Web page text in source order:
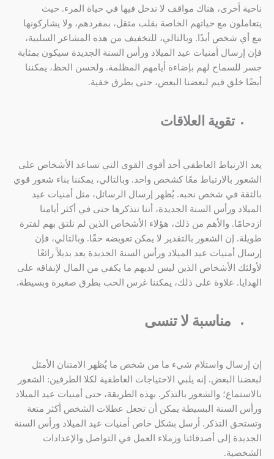
ناحية أخرى، هناك مواقف لا ندخل فيها في حياة المرء. حيث
يتعاملون مع حياتهم الخاصة بقلب مثقل، بمفردهم، ولا يشاركونها
مع أي شخص أبدًا. وبالتالي، للتخفيف من هذه المشاعر السلبية،
فإن إرسال أمنيات عيد الميلاد ورأس السنة الجديدة سيكون بمثابة
جسر للسماح لهم بإضاءة أيامهم المظلمة. ولحسن الحظ، يمكننا
أيضًا خلق قيم لبعضنا البعض، حتى بطرق خفية.
تقوية العلاقات
يعد الارتباط العاطفي أحد أقوى القوى التي تساعد الأشخاص على
الشعور بالارتباط معًا كشخص واحد. وبالتالي، يمكننا بناء شعور قوي
بالثقة في شخص نحبه. يُظهر إرسال الرسائل، مثل أمنيات عيد
الميلاد ورأس السنة الجديدة، أننا نتذكرها حتى في أكثر أيامنا
ازدحامًا. والأهم من ذلك، هؤلاء الأشخاص الذين لم نلتق بهم لفترة
طويلة. إن الشعور بالتقدير لا يمكن تعويضه حقًا. وبالتالي، فإن
إرسال أمنيات عيد الميلاد ورأس السنة الجديدة يعد بديلاً رائعًا
لأولئك الأشخاص الذين ليس لديهم ما يكفي من المال لإنفاقه على
الهدايا. علاوة على ذلك، يمكننا غرس الحب بطرق صغيرة وبسيطة.
مناسبة لا تنسى
إن إرسال واستلام شيء ما من شخص ما يُظهر الامتنان الأمثل
لبعضنا البعض. إنه يلبي الاحتياجات العاطفية لكلا الطرفين: الشعور
بالاستماع؛ والشعور بالتذكر. بهذه الطريقة، حتى أمنيات عيد الميلاد
ورأس السنة البسيطة يمكن أن تجعل عطلات الشخص أكثر متعة
وتستحق التذكر. أرسل بشكل خاص أمنيات عيد الميلاد ورأس السنة
الجديدة إلى أصدقائنا وزملاء العمل في التواصل والإعدادات
الشخصية.